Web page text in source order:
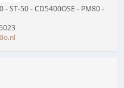
ST-50 - CD5400OSE - PM80 -